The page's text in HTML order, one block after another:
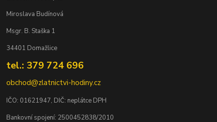
Miroslava Budínová
Msgr. B. Staška 1
34401 Domažlice
tel.: 379 724 696
obchod@zlatnictvi-hodiny.cz
IČO: 01621947, DIČ: neplátce DPH
Bankovní spojení: 2500452838/2010